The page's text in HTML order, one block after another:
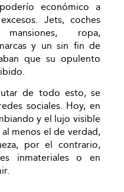
económico a
Jets, coches
ropa,
y un sin fin de
que su opulento
de todo esto, se
sociales. Hoy, en
y el lujo visible
menos el de verdad,
por el contrario,
inmateriales o en